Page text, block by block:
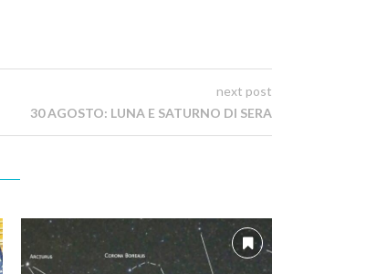
next post
30 AGOSTO: LUNA E SATURNO DI SERA